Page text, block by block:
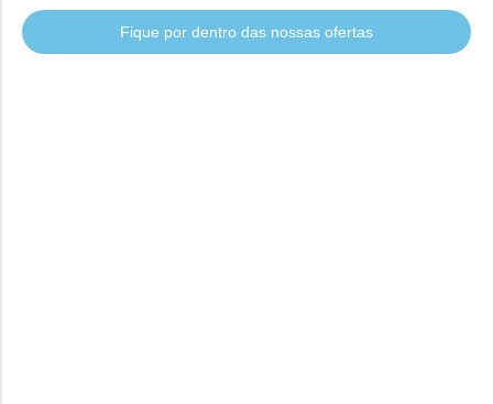
Fique por dentro das nossas ofertas